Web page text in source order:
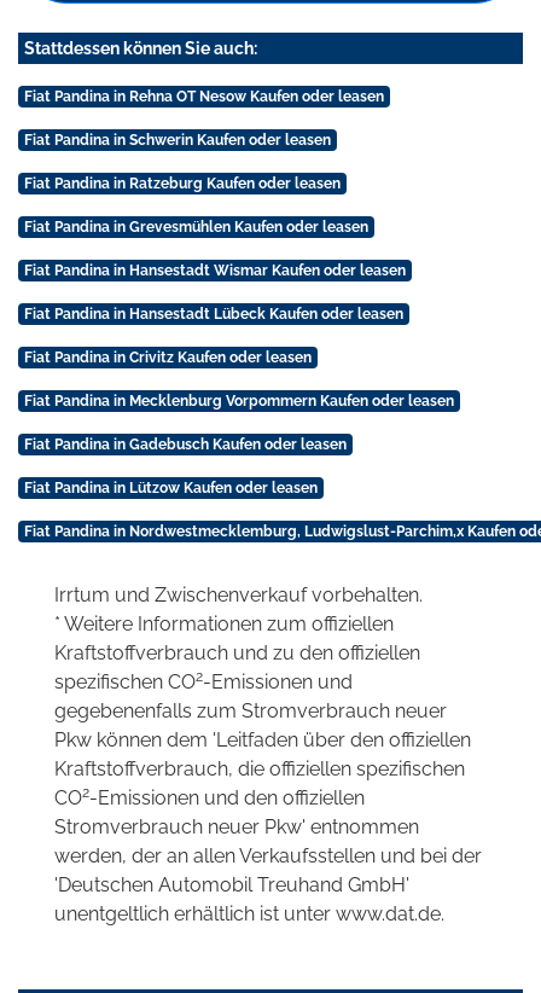
Stattdessen können Sie auch:
Fiat Pandina in Rehna OT Nesow Kaufen oder leasen
Fiat Pandina in Schwerin Kaufen oder leasen
Fiat Pandina in Ratzeburg Kaufen oder leasen
Fiat Pandina in Grevesmühlen Kaufen oder leasen
Fiat Pandina in Hansestadt Wismar Kaufen oder leasen
Fiat Pandina in Hansestadt Lübeck Kaufen oder leasen
Fiat Pandina in Crivitz Kaufen oder leasen
Fiat Pandina in Mecklenburg Vorpommern Kaufen oder leasen
Fiat Pandina in Gadebusch Kaufen oder leasen
Fiat Pandina in Lützow Kaufen oder leasen
Fiat Pandina in Nordwestmecklemburg, Ludwigslust-Parchim,x Kaufen
Irrtum und Zwischenverkauf vorbehalten.
* Weitere Informationen zum offiziellen
Kraftstoffverbrauch und zu den offiziellen
spezifischen CO2-Emissionen und
gegebenenfalls zum Stromverbrauch neuer
Pkw können dem 'Leitfaden über den offiziellen
Kraftstoffverbrauch, die offiziellen spezifischen
CO2-Emissionen und den offiziellen
Stromverbrauch neuer Pkw' entnommen
werden, der an allen Verkaufsstellen und bei der
'Deutschen Automobil Treuhand GmbH'
unentgeltlich erhältlich ist unter www.dat.de.